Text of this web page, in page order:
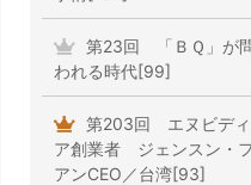
第23回 「ＢＱ」が
われる時代[99]
第203回 エヌビディ
ア創業者 ジェンスン・フ
アンCEO／台湾[93]